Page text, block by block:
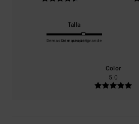
Talla
Demasiado pequeño
Demasiado grande
Color
5.0